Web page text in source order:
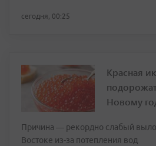
сегодня, 00:25
Красная
Новому
Причина — рекордно слабый
Востоке из-за потепления вод